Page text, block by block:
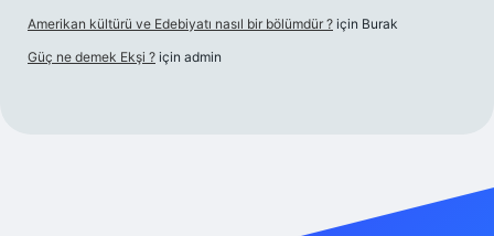
Amerikan kültürü ve Edebiyatı nasıl bir bölümdür ? için Burak
Güç ne demek Ekşi ? için admin